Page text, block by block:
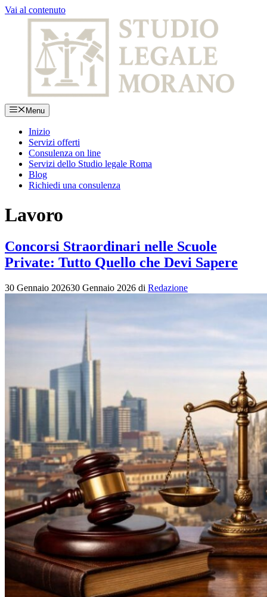
Vai al contenuto
Menu
Inizio
Servizi offerti
Consulenza on line
Servizi dello Studio legale Roma
Blog
Richiedi una consulenza
Lavoro
Concorsi Straordinari nelle Scuole
Private: Tutto Quello che Devi Sapere
30 Gennaio 202630 Gennaio 2026 di Redazione